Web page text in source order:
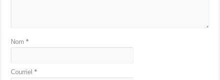
Nom*
Courriel*